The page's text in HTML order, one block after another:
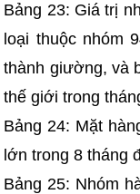
Bảng 23: Giá trị
loại thuộc nhóm
thành giường, và
thế giới trong
Bảng 24: Mặt
lớn trong 8 tháng
Bảng 25: Nhóm